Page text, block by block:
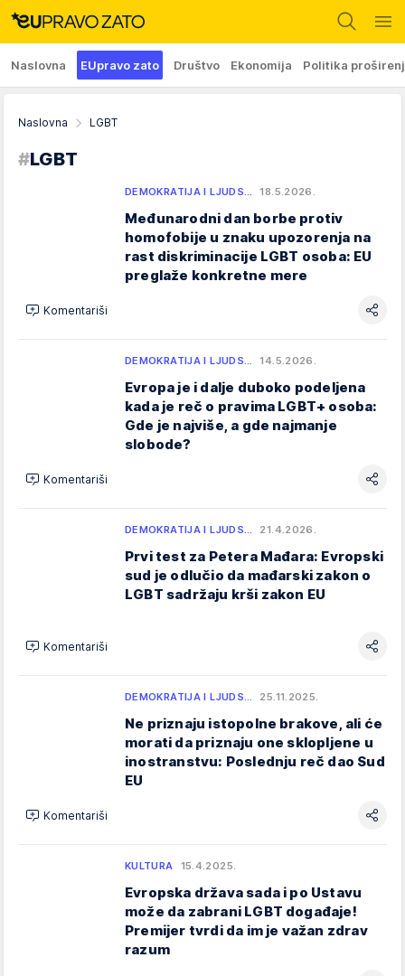
Naslovna EUpravo zato Društvo Ekonomija Politika
Naslovna LGBT
#LGBT
DEMOKRATIJA I LJUDS… 18.5.2026.
Međunarodni dan borbe protiv
homofobije u znaku upozorenja na
rast diskriminacije LGBT osoba: EU
preglaže konkretne mere
Komentariši
DEMOKRATIJA I LJUDS… 14.5.2026.
Evropa je i dalje duboko podeljena
kada je reč o pravima LGBT+ osoba:
Gde je najviše, a gde najmanje
slobode?
Komentariši
DEMOKRATIJA I LJUDS… 21.4.2026.
Prvi test za Petera Mađara: Evropski
sud je odlučio da mađarski zakon o
LGBT sadržaju krši zakon EU
Komentariši
DEMOKRATIJA I LJUDS… 25.11.2025.
Ne priznaju istopolne brakove, ali će
morati da priznaju one sklopljene u
inostranstvu: Poslednju reč dao Sud
EU
Komentariši
KULTURA 15.4.2025.
Evropska država sada i po Ustavu
može da zabrani LGBT događaje!
Premijer tvrdi da im je važan zdrav
razum